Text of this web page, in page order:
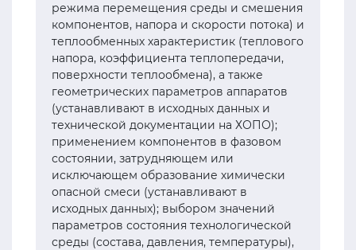
режима перемещения среды и смешения
компонентов, напора и скорости потока) и
теплообменных характеристик (теплового
напора, коэффициента теплопередачи,
поверхности теплообмена), а также
геометрических параметров аппаратов
(устанавливают в исходных данных и
технической документации на ХОПО);
применением компонентов в фазовом
состоянии, затрудняющем или
исключающем образование химически
опасной смеси (устанавливают в
исходных данных); выбором значений
параметров состояния технологической
среды (состава, давления, температуры),